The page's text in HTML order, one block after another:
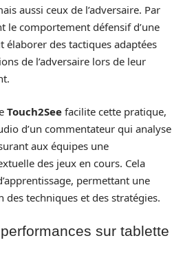
aussi ceux de l’adversaire. Par
le comportement défensif d’une
élaborer des tactiques adaptées
de l’adversaire lors de leur
Touch2See facilite cette pratique,
d’un commentateur qui analyse
aux équipes une
des jeux en cours. Cela
permettant une
techniques et des stratégies.
sur tablette